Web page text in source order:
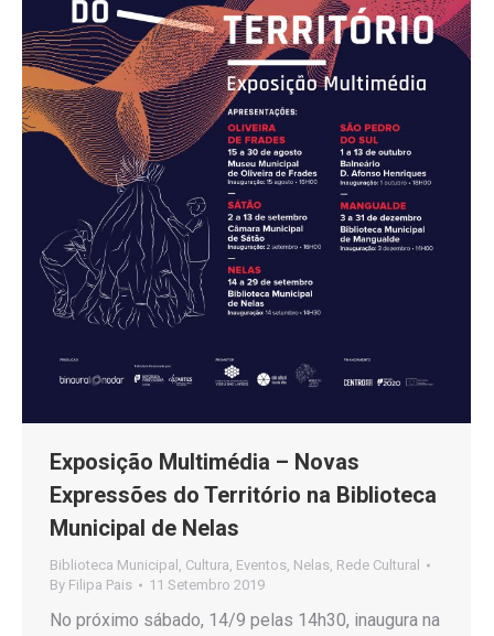
Exposição Multimédia – Novas
Expressões do Território na Biblioteca
Municipal de Nelas
Biblioteca Municipal , Cultura, Eventos, Nelas, Rede Cultural
By Filipa Pais 11 Setembro 2019
No próximo sábado, 14/9 pelas 14h30, inaugura na